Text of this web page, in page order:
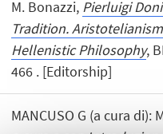
M. Bonazzi, Pierluigi
Tradition.
Hellenistic Philosophy,
466 . [Editorship]
MANCUSO G (a cura di):